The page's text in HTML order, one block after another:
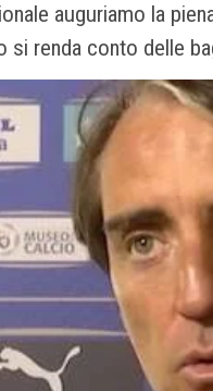
auguriamo la
si renda conto delle